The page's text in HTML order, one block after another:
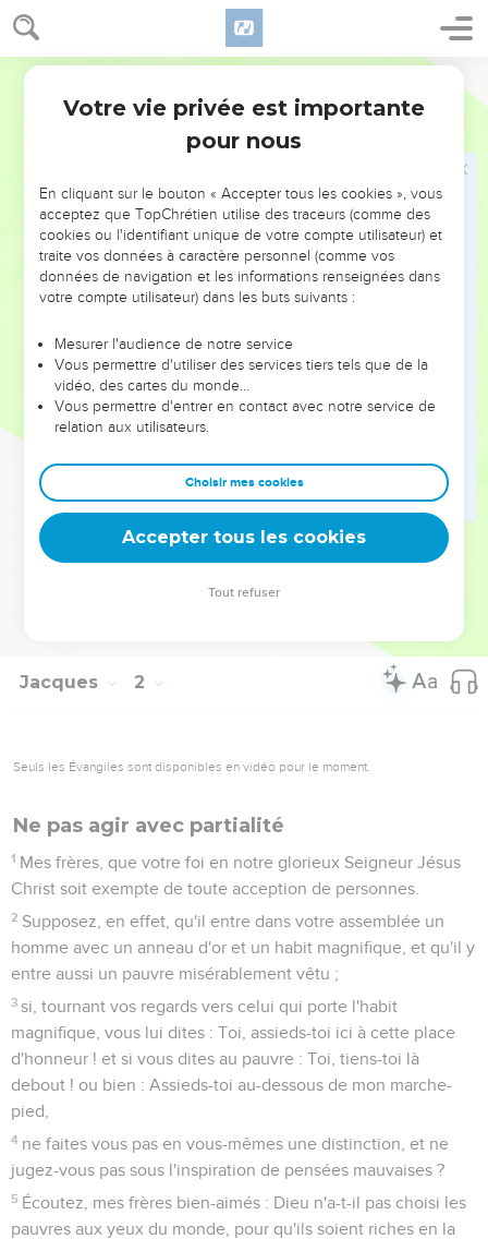
Jacques 1
car la colère de l'homme n'accomplit pas la justice de
Dieu.
C'est pourquoi, rejetant toute souillure et tout excès de
malice, recevez avec douceur la parole qui a été planté en
vous, et qui peut sauver vos âmes.
Mettez en pratique la parole, et ne vous bornez pas à
l'écouter, en vous trompant vous-mêmes par de faux
raisonnements.
Car, si quelqu'un écoute la parole et ne la met pas en
pratique, il est semblable à un homme qui regarde dans un
miroir son visage naturel,
il était.
Mais celui qui aura plongé les regards dans la loi parfaite,
la loi de la liberté, et qui aura persévéré, n'étant pas un
auditeur oublieux, mais se mettant à l'oeuvre, celui-là sera
heureux dans son activité.
Si quelqu'un croit être religieux, sans tenir sa langue en
bride, mais en trompant son coeur, la religion de cet homme
est vaine.
La religion pure et sans tache, devant Dieu notre Père,
Jacques 2
Seuls les Évangiles sont disponibles en vidéo pour le moment.
Ne pas agir avec partialité
1 Mes frères, que votre foi en notre glorieux Seigneur Jésus
Christ soit exempte de toute acception de personnes.
2 Supposez, en effet, qu'il entre dans votre assemblée un
homme avec un anneau d'or et un habit magnifique, et qu'il y
entre aussi un pauvre misérablement vêtu ;
3 si, tournant vos regards vers celui qui porte l'habit
magnifique, vous lui dites : Toi, assieds-toi ici à cette place
d'honneur ! et si vous dites au pauvre : Toi, tiens-toi là
debout ! ou bien : Assieds-toi au-dessous de mon marche-
pied,
4 ne faites vous pas en vous-mêmes une distinction, et ne
jugez-vous pas sous l'inspiration de pensées mauvaises ?
5 Écoutez, mes frères bien-aimés : Dieu n'a-t-il pas choisi les
pauvres aux yeux du monde, pour qu'ils soient riches en la
Votre vie privée est importante
pour nous
En cliquant sur le bouton « Accepter tous les cookies », vous
acceptez que TopChrétien utilise des traceurs (comme des
cookies ou l'identifiant unique de votre compte utilisateur) et
traite vos données à caractère personnel (comme vos
données de navigation et les informations renseignées dans
votre compte utilisateur) dans les buts suivants :
Mesurer l'audience de notre service
Vous permettre d'utiliser des services tiers tels que de la
vidéo, des cartes du monde…
Vous permettre d'entrer en contact avec notre service de
relation aux utilisateurs.
Choisir mes cookies
Accepter tous les cookies
Tout refuser